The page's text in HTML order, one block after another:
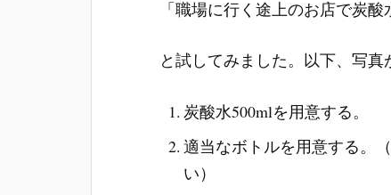
「職場に行く途上のお店で炭酸
と試してみました。以下、写
炭酸水500mlを用意する。
適当なボトルを用意する。
い）